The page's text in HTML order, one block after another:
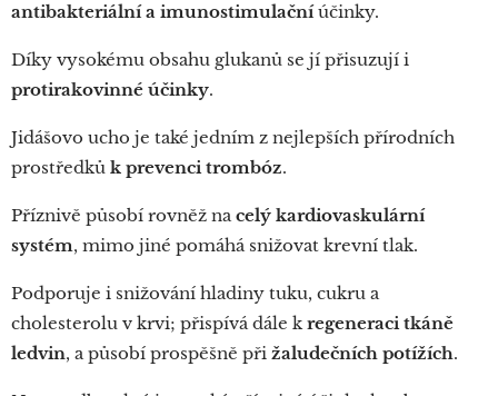
antibakteriální a imunostimulačníúčinky.
Díky vysokému obsahu glukanů se jí přisuzují i
protirakovinné účinky.
Jidášovo ucho je také jedním z nejlepších přírodních
prostředků k prevenci trombóz.
Příznivě působí rovněž nacelý kardiovaskulární
systém, mimo jiné pomáhá snižovat krevní tlak.
Podporuje i snižování hladiny tuku, cukru a
cholesterolu v krvi; přispívá dále kregeneraci tkáně
ledvin, a působí prospěšně při žaludečních potížích.